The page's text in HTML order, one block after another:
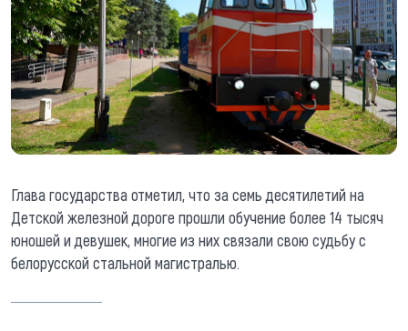
Глава государства отметил, что за семь десятилетий на
Детской железной дороге прошли обучение более 14 тысяч
юношей и девушек, многие из них связали свою судьбу с
белорусской стальной магистралью.